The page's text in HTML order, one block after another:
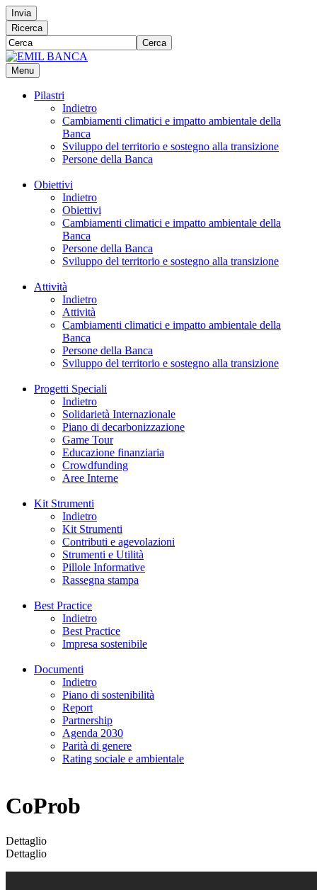
Invia
Ricerca
Cerca
Menu
Pilastri
Indietro
Cambiamenti climatici e impatto ambientale della
Banca
Sviluppo del territorio e sostegno alla transizione
Persone della Banca
Obiettivi
Indietro
Obiettivi
Cambiamenti climatici e impatto ambientale della
Banca
Persone della Banca
Sviluppo del territorio e sostegno alla transizione
Attività
Indietro
Attività
Cambiamenti climatici e impatto ambientale della
Banca
Persone della Banca
Sviluppo del territorio e sostegno alla transizione
Progetti Speciali
Indietro
Solidarietà Internazionale
Piano di decarbonizzazione
Game Tour
Educazione finanziaria
Crowdfunding
Aree Interne
Kit Strumenti
Indietro
Kit Strumenti
Contributi e agevolazioni
Strumenti e Utilità
Pillole Informative
Rassegna stampa
Best Practice
Indietro
Best Practice
Impresa sostenibile
Documenti
Indietro
Piano di sostenibilità
Report
Partnership
Agenda 2030
Parità di genere
Rating sociale e ambientale
CoProb
Dettaglio
Dettaglio